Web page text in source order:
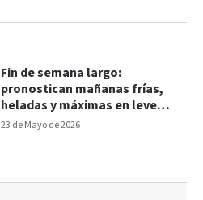
23 de Mayo de 2026
Fin de semana largo:
pronostican mañanas frías,
heladas y máximas en leve
ascenso